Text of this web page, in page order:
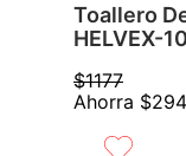
Toallero
HELVEX-
$1177
Ahorra $294